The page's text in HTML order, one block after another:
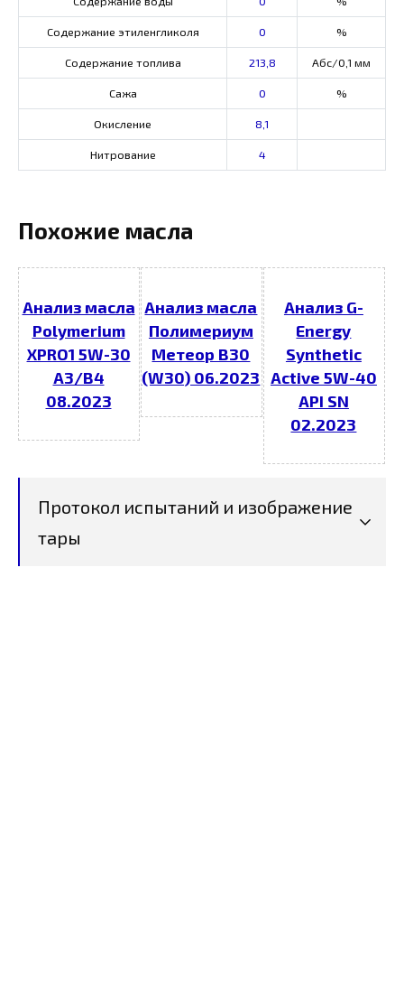
Содержание этиленгликоля 0 %
Содержание топлива 213,8 Абс/0,1 мм
Сажа 0 %
Окисление 8,1
Нитрование 4
Похожие масла
Анализ масла
Polymerium
XPRO1 5W-30
A3/B4
08.2023
Анализ масла
Полимериум
Метеор В30
(W30) 06.2023
Анализ G-
Energy
Synthetic
Active 5W-40
API SN
02.2023
Протокол испытаний и изображение
тары